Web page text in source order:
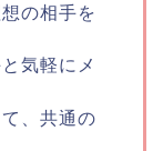
の相手を
気軽にメ
、共通の